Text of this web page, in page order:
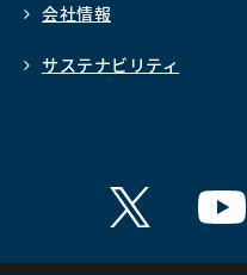
会社情報
サステナビリティ